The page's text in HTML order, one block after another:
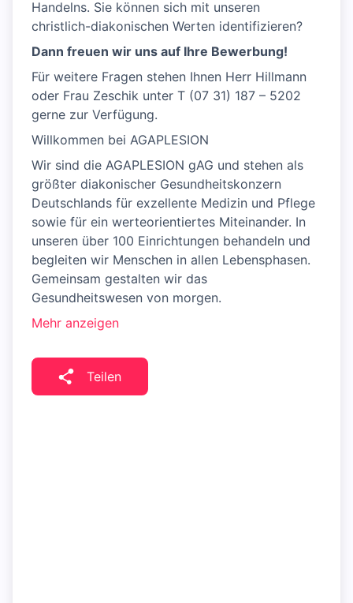
Handelns. Sie können sich mit unseren
christlich-diakonischen Werten identifizieren?
Dann freuen wir uns auf Ihre Bewerbung!
Für weitere Fragen stehen Ihnen Herr Hillmann
oder Frau Zeschik unter T (07 31) 187 – 5202
gerne zur Verfügung.
Willkommen bei AGAPLESION
Wir sind die AGAPLESION gAG und stehen als
größter diakonischer Gesundheitskonzern
Deutschlands für exzellente Medizin und Pflege
sowie für ein werteorientiertes Miteinander. In
unseren über 100 Einrichtungen behandeln und
begleiten wir Menschen in allen Lebensphasen.
Gemeinsam gestalten wir das
Gesundheitswesen von morgen.
Mehr anzeigen
Teilen